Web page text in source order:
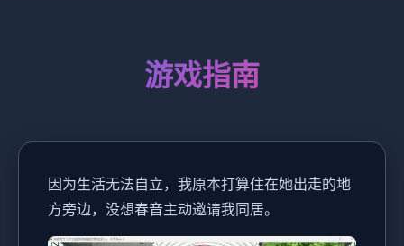
游戏指南
因为生活无法自立，我原本打算住在她出走的地
方旁边，没想春音主动邀请我同居。